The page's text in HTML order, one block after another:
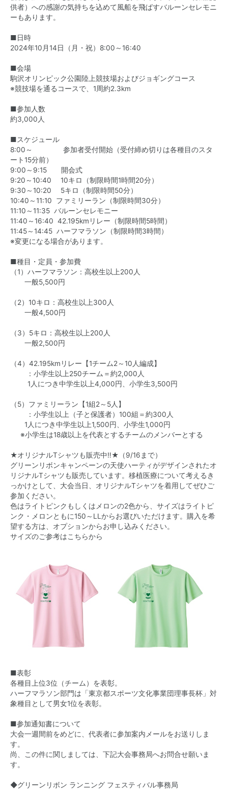
供者）への感謝の気持ちを込めて風船を飛ばすバルーンセレモニ
ーもあります。
■日時
2024年10月14日（月・祝）8:00～16:40
■会場
駒沢オリンピック公園陸上競技場およびジョギングコース
※競技場を通るコースで、1周約2.3km
■参加人数
約3,000人
■スケジュール
8:00～ 参加者受付開始（受付締め切りは各種目のスタ
ート15分前）
9:00～9:15 開会式
9:20～10:40 10キロ（制限時間1時間20分）
9:30～10:20 5キロ（制限時間50分）
10:40～11:10 ファミリーラン（制限時間30分）
11:10～11:35 バルーンセレモニー
11:40～16:40 42.195kmリレー（制限時間5時間）
11:45～14:45 ハーフマラソン（制限時間3時間）
※変更になる場合があります。
■種目・定員・参加費
（1）ハーフマラソン：高校生以上200人
一般5,500円
（2）10キロ：高校生以上300人
一般4,500円
（3）5キロ：高校生以上200人
一般2,500円
（4）42.195kmリレー【1チーム2～10人編成】
：小学生以上250チーム＝約2,000人
1人につき中学生以上4,000円、小学生3,500円
（5）ファミリーラン【1組2～5人】
：小学生以上（子と保護者）100組＝約300人
1人につき中学生以上1,500円、小学生1,000円
※小学生は18歳以上を代表とするチームのメンバーとする
★オリジナルTシャツも販売中‼★（9/16まで）
グリーンリボンキャンペーンの天使ハーティがデザインされたオ
リジナルTシャツも販売しています。移植医療について考えるき
っかけとして、大会当日、オリジナルTシャツを着用してぜひご
参加ください。
色はライトピンクもしくはメロンの2色から、サイズはライトピ
ンク・メロンともに150～LLからお選びいただけます。購入を希
望する方は、オプションからお申し込みください。
サイズのご参考はこちらから
■表彰
各種目上位3位（チーム）を表彰。
ハーフマラソン部門は「東京都スポーツ文化事業団理事長杯」対
象種目として男女1位を表彰。
■参加通知書について
大会一週間前をめどに、代表者に参加案内メールをお送りしま
す。
尚、この件に関しましては、下記大会事務局へお問合せ願いま
す。
◆グリーンリボン ランニング フェスティバル事務局